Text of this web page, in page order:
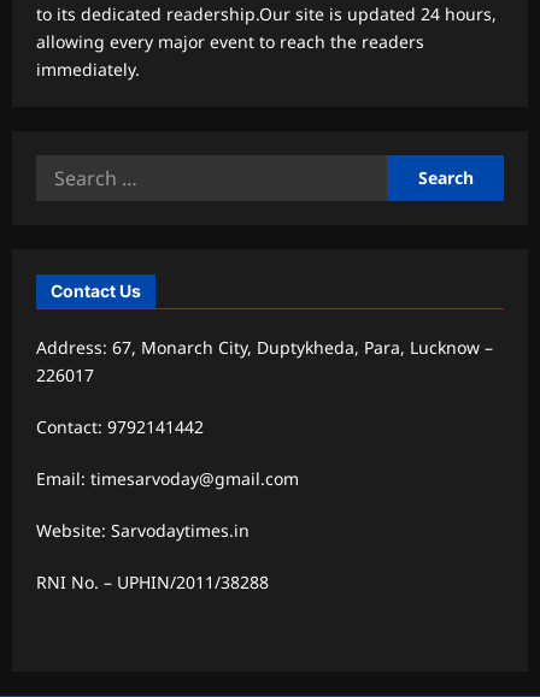
to its dedicated readership.Our site is updated 24 hours,
allowing every major event to reach the readers
immediately.
Search
Contact Us
Address: 67, Monarch City, Duptykheda, Para, Lucknow –
226017
Contact: 9792141442
Email: timesarvoday@gmail.com
Website: Sarvodaytimes.in
RNI No. – UPHIN/2011/38288